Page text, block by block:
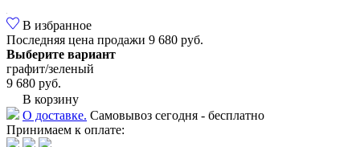
В избранное
Последняя цена продажи 9 680 руб.
Выберите вариант
графит/зеленый
9 680 руб.
В корзину
О доставке. Самовывоз сегодня - бесплатно
Принимаем к оплате: